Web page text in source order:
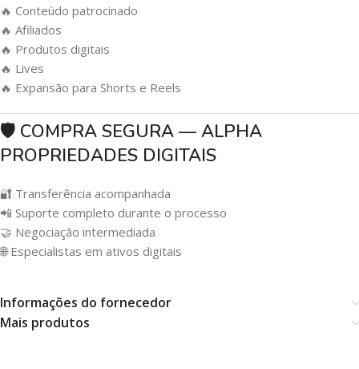
🔥 Conteúdo patrocinado
🔥 Afiliados
🔥 Produtos digitais
🔥 Lives
🔥 Expansão para Shorts e Reels
🛡️ COMPRA SEGURA — ALPHA
PROPRIEDADES DIGITAIS
🔐 Transferência acompanhada
📲 Suporte completo durante o processo
🤝 Negociação intermediada
🌐 Especialistas em ativos digitais
Informações do fornecedor
Mais produtos